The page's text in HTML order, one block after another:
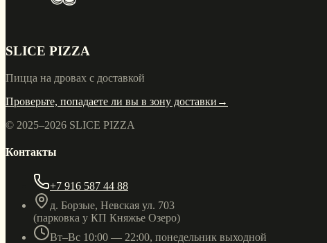
SLICE PIZZA
Пицца на дровах с доставкой
Проверьте, попадаете ли вы в зону доставки →
© 2025–2026 SLICE PIZZA
Контакты
+7 916 587 44 88
д. Борзые, Невская ул. 703
(парковка у КП Княжье Озеро)
Вт–Вс 10:00 — 22:00, понедельник выходной